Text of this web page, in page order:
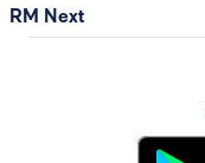
RM Next